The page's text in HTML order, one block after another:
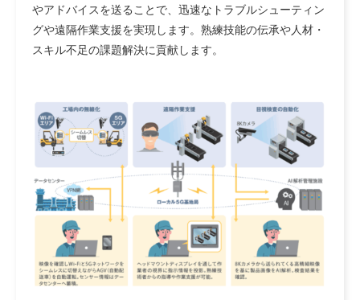
やアドバイスを送ることで、迅速なトラブルシューティン
グや遠隔作業支援を実現します。熟練技能の伝承や人材・
スキル不足の課題解決に貢献します。